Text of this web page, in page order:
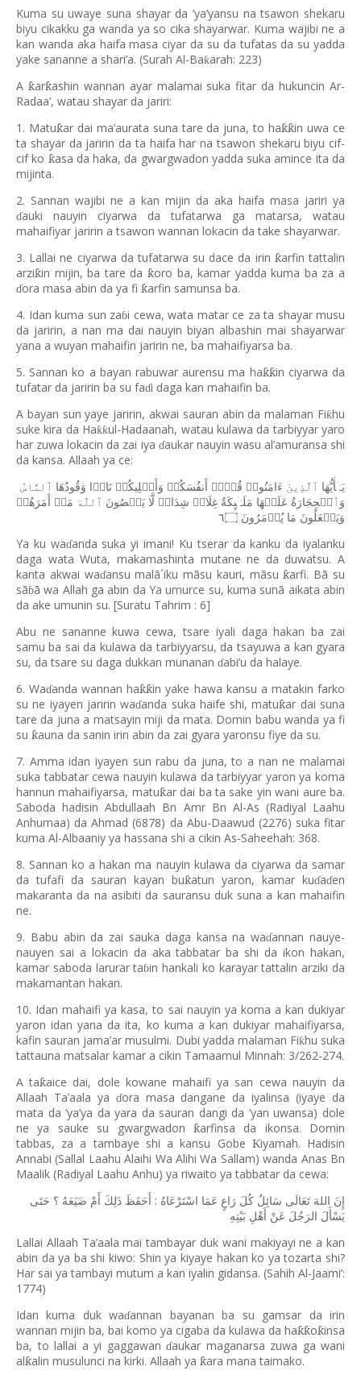
Kuma su uwaye suna shayar da ’ya’yansu na tsawon shekaru
biyu cikakku ga wanda ya so cika shayarwar. Kuma wajibi ne a
kan wanda aka haifa masa ciyar da su da tufatas da su yadda
yake sananne a shari’a. (Surah Al-Baƙarah: 223)
A ƙarƙashin wannan ayar malamai suka fitar da hukuncin Ar-
Radaa’, watau shayar da jariri:
1. Matuƙar dai ma’aurata suna tare da juna, to haƙƙin uwa ce
ta shayar da jaririn da ta haifa har na tsawon shekaru biyu cif-
cif ko ƙasa da haka, da gwargwadon yadda suka amince ita da
mijinta.
2. Sannan wajibi ne a kan mijin da aka haifa masa jariri ya
ɗauki nauyin ciyarwa da tufatarwa ga matarsa, watau
mahaifiyar jaririn a tsawon wannan lokacin da take shayarwar.
3. Lallai ne ciyarwa da tufatarwa su dace da irin ƙarfin tattalin
arziƙin mijin, ba tare da ƙoro ba, kamar yadda kuma ba za a
ɗora masa abin da ya fi ƙarfin samunsa ba.
4. Idan kuma sun zaɓi cewa, wata matar ce za ta shayar musu
da jaririn, a nan ma dai nauyin biyan albashin mai shayarwar
yana a wuyan mahaifin jaririn ne, ba mahaifiyarsa ba.
5. Sannan ko a bayan rabuwar aurensu ma haƙƙin ciyarwa da
tufatar da jaririn ba su faɗi daga kan mahaifin ba.
A bayan sun yaye jaririn, akwai sauran abin da malaman Fiƙhu
suke kira da Haƙƙul-Hadaanah, watau kulawa da tarbiyyar yaro
har zuwa lokacin da zai iya ɗaukar nauyin wasu al’amuransa shi
da kansa. Allaah ya ce:
یَـٰۤأَیُّهَا ٱلَّذِینَ ءَامَنُوا۟ قُوۤا۟ أَنفُسَكُمۡ وَأَهۡلِیكُمۡ نَارࣰا وَقُودُهَا ٱلنَّاسُ
وَٱلۡحِجَارَةُ عَلَیۡهَا مَلَـٰۤىِٕكَةٌ غِلَاظࣱ شِدَادࣱ لَّا یَعۡصُونَ ٱللَّهَ مَاۤ
أَمَرَهُمۡ
وَیَفۡعَلُونَ مَا یُؤۡمَرُونَ ٦۝
Ya ku waɗanda suka yi imani! Ku tserar da kanku da iyalanku
daga wata Wuta, makamashinta mutane ne da duwatsu. A
kanta akwai waɗansu malã´iku mãsu kauri, mãsuƙarfi. Bã su
sãɓã wa Allah ga abin da Ya umurce su, kuma sunã aikata abin
da ake umunin su. [Suratu Tahrim : 6]
Abu ne sananne kuwa cewa, tsare iyali daga hakan ba zai
samu ba sai da kulawa da tarbiyyarsu, da tsayuwa a kan gyara
su, da tsare su daga dukkan munanan ɗabi’u da halaye.
6. Waɗanda wannan haƙƙin yake hawa kansu a matakin farko
su ne iyayen jaririn waɗanda suka haife shi, matuƙar dai suna
tare da juna a matsayin miji da mata. Domin babu wanda ya fi
su ƙauna da sanin irin abin da zai gyara yaronsu fiye da su.
7. Amma idan iyayen sun rabu da juna, to a nan ne malamai
suka tabbatar cewa nauyin kulawa da tarbiyyar yaron ya koma
hannun mahaifiyarsa, matuƙar dai ba ta sake yin wani aure ba.
Saboda hadisin Abdullaah Bn Amr Bn Al-As (Radiyal Laahu
Anhumaa) da Ahmad (6878) da Abu-Daawud (2276) suka fitar
kuma Al-Albaaniy ya hassana shi a cikin As-Saheehah: 368.
8. Sannan ko a hakan ma nauyin kulawa da ciyarwa da samar
da tufafi da sauran kayan buƙatun yaron, kamar kuɗaɗen
makaranta da na asibiti da sauransu duk suna a kan mahaifin
ne.
9. Babu abin da zai sauka daga kansa na waɗannan nauye-
nauyen sai a lokacin da aka tabbatar ba shi da ikon hakan,
kamar saboda larurar taɓin hankali ko karayar tattalin arziki da
makamantan hakan.
10. Idan mahaifi ya kasa, to sai nauyin ya koma a kan dukiyar
yaron idan yana da ita, ko kuma a kan dukiyar mahaifiyarsa,
kafin sauran jama’ar musulmi. Dubi yadda malaman Fiƙhu suka
tattauna matsalar kamar a cikin Tamaamul Minnah: 3/262-274.
A taƙaice dai, dole kowane mahaifi ya san cewa nauyin da
Allaah Ta’aala ya ɗora masa dangane da iyalinsa (iyaye da
mata da ’ya’ya da yara da sauran dangi da ’yan uwansa) dole
ne ya sauke su gwargwadon ƙarfinsa da ikonsa. Domin
tabbas, za a tambaye shi a kansu Gobe Ƙiyamah. Hadisin
Annabi (Sallal Laahu Alaihi Wa Alihi Wa Sallam) wanda Anas Bn
Maalik (Radiyal Laahu Anhu) ya riwaito ya tabbatar da cewa:
إِنَ اللهَ تَعَالَى سَائِلٌ كُلَ رَاعٍ عَمَا اسْتَرْعَاهُ : أَحَفَظَ ذَلِكَ أَمْ ضَيَعَهُ ؟ حَتَى
يَسْأَلَ
الرَجُلَ عَنْ أَهْلِ بَيْتِهِ
Lallai Allaah Ta’aala mai tambayar duk wani makiyayi ne a kan
abin da ya ba shi kiwo: Shin ya kiyaye hakan ko ya tozarta shi?
Har sai ya tambayi mutum a kan iyalin gidansa. (Sahih Al-Jaami’:
1774)
Idan kuma duk waɗannan bayanan ba su gamsar da irin
wannan mijin ba, bai komo ya cigaba da kulawa da haƙƙoƙinsa
ba, to lallai a yi gaggawan ɗaukar maganarsa zuwa ga wani
alƙalin musulunci na kirki. Allaah ya ƙara mana taimako.